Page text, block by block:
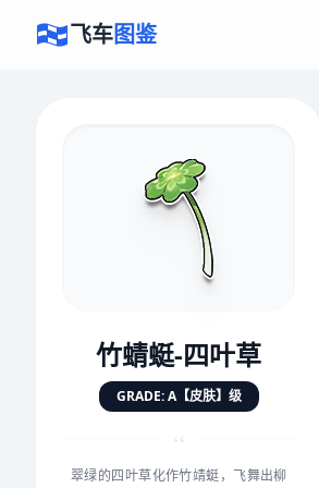
飞车图鉴
竹蜻蜓-四叶草
GRADE: A【皮肤】级
“
翠绿的四叶草化作竹靖蜓，飞舞出柳
评价赛车
对抗
★★★★★★★
手感